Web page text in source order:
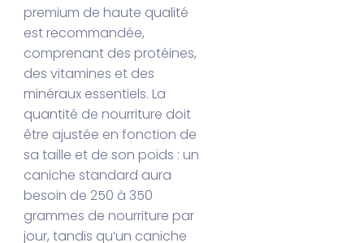
premium de haute qualité
est recommandée,
comprenant des protéines,
des vitamines et des
minéraux essentiels. La
quantité de nourriture doit
être ajustée en fonction de
sa taille et de son poids : un
caniche standard aura
besoin de 250 à 350
grammes de nourriture par
jour, tandis qu’un caniche